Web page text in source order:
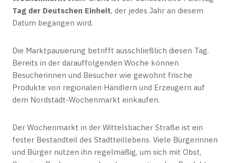
Tag der Deutschen Einheit, der jedes Jahr an diesem
Datum begangen wird.
Die Marktpausierung betrifft ausschließlich diesen Tag.
Bereits in der darauffolgenden Woche können
Besucherinnen und Besucher wie gewohnt frische
Produkte von regionalen Händlern und Erzeugern auf
dem Nordstadt-Wochenmarkt einkaufen.
Der Wochenmarkt in der Wittelsbacher Straße ist ein
fester Bestandteil des Stadtteillebens. Viele Bürgerinnen
und Bürger nutzen ihn regelmäßig, um sich mit Obst,